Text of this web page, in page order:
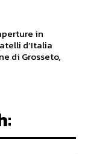
in
d’Italia
di Grosseto,